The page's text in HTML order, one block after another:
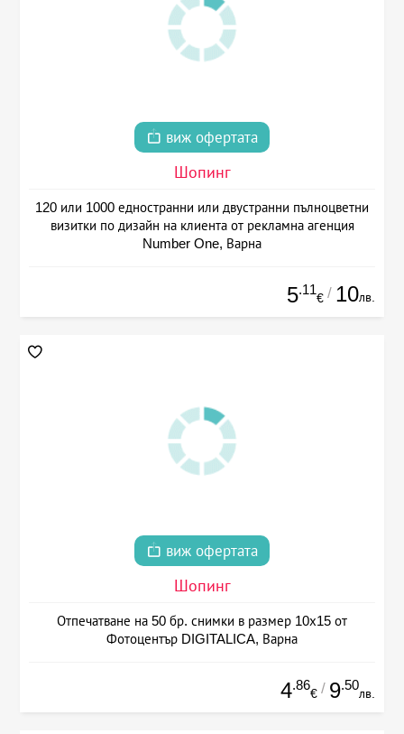
виж офертата
Шопинг
120 или 1000 едностранни или двустранни пълноцветни
визитки по дизайн на клиента от рекламна агенция
Number One, Варна
5.11
€ / 10лв.
виж офертата
Шопинг
Отпечатване на 50 бр. снимки в размер 10х15 от
Фотоцентър DIGITALICA, Варна
4.86
€ / 9.50
лв.